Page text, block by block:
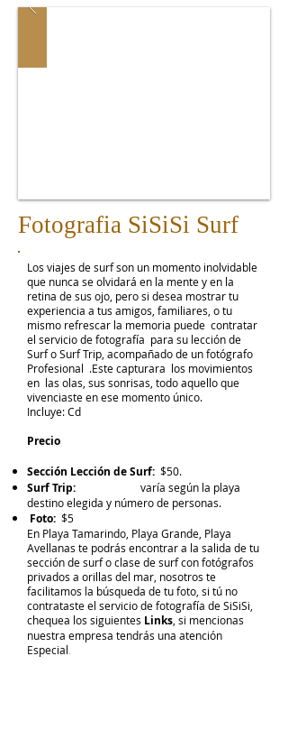
Fotografia SiSiSi Surf
Los viajes de surf son un momento inolvidable
que nunca se olvidará en la mente y en la
retina de sus ojo, pero si desea mostrar tu
experiencia a tus amigos, familiares, o tu
mismo refrescar la memoria puede contratar
el servicio de fotografía para su lección de
Surf o Surf Trip, acompañado de un fotógrafo
Profesional .Este capturara los movimientos
en las olas, sus sonrisas, todo aquello que
vivenciaste en ese momento único.
Incluye: Cd
Precio
Sección Lección de Surf: $50.
Surf Trip: varía según la playa
destino elegida y número de personas.
Foto: $5
En Playa Tamarindo, Playa Grande, Playa
Avellanas te podrás encontrar a la salida de tu
sección de surf o clase de surf con fotógrafos
privados a orillas del mar, nosotros te
facilitamos la búsqueda de tu foto, si tú no
contrataste el servicio de fotografía de SiSiSi,
chequea los siguientes Links , si mencionas
nuestra empresa tendrás una atención
Especial.